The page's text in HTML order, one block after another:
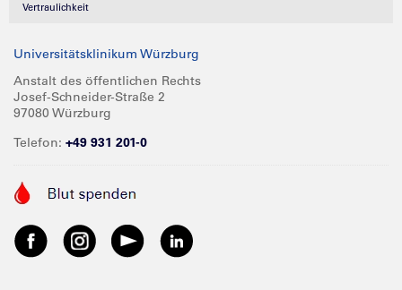
Vertraulichkeit
Universitätsklinikum Würzburg
Anstalt des öffentlichen Rechts
Josef-Schneider-Straße 2
97080 Würzburg
Telefon: +49 931 201-0